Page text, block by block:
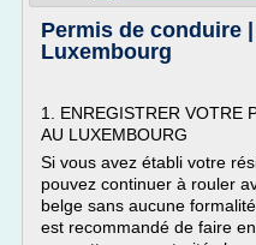
Permis de conduire
Luxembourg
1. ENREGISTRER VOTRE
AU LUXEMBOURG
Si vous avez établi votre
pouvez continuer à rouler
belge sans aucune
est recommandé de faire